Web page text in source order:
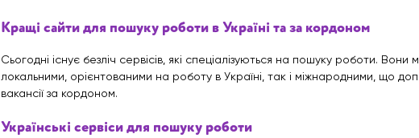
Кращі сайти для пошуку роботи в Україні та за кордоном
Сьогодні існує безліч сервісів, які спеціалізуються на пошуку роботи. Вони
локальними, орієнтованими на роботу в Україні, так і міжнародними, що
вакансії за кордоном.
Українські сервіси для пошуку роботи